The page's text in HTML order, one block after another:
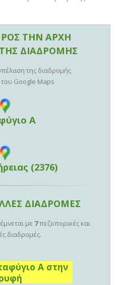
ΤΗΝ ΑΡΧΗ
ΔΙΑΔΡΟΜΗΣ
της διαδρομής
Google Maps
Α
(2376)
ΔΙΑΔΡΟΜΕΣ
με 7πεζοπορικές και
διαδρομές.
Α στην